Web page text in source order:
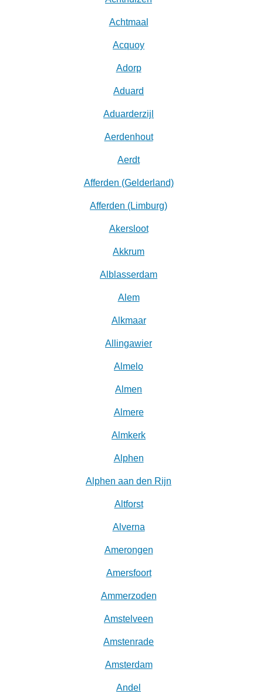
Achtmaal
Acquoy
Adorp
Aduard
Aduarderzijl
Aerdenhout
Aerdt
Afferden (Gelderland)
Afferden (Limburg)
Akersloot
Akkrum
Alblasserdam
Alem
Alkmaar
Allingawier
Almelo
Almen
Almere
Almkerk
Alphen
Alphen aan den Rijn
Altforst
Alverna
Amerongen
Amersfoort
Ammerzoden
Amstelveen
Amstenrade
Amsterdam
Andel